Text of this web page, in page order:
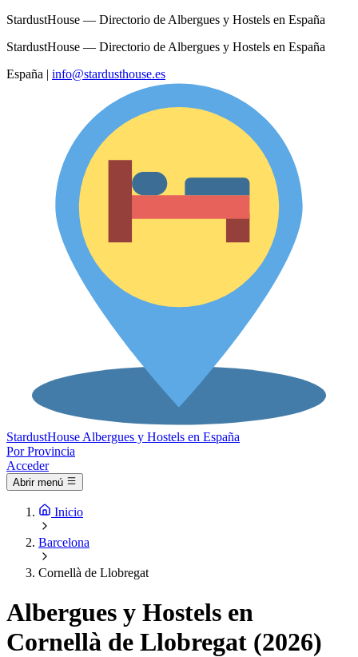
StardustHouse — Directorio de Albergues y Hostels en España
StardustHouse — Directorio de Albergues y Hostels en España
España | info@stardusthouse.es
StardustHouse Albergues y Hostels en España
Por Provincia
Acceder
Abrir menú
Inicio
Barcelona
Cornellà de Llobregat
Albergues y Hostels en
Cornellà de Llobregat (2026)